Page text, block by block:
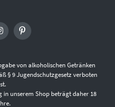
von alkoholischen Getränken
§ 9 Jugendschutzgesetz verboten
in unserem Shop beträgt daher 18